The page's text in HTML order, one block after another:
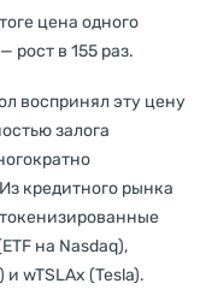
цена одного
рост в 155 раз.
воспринял эту цену
залога
кредитного рынка
на Nasdaq),
wTSLAx (Tesla).